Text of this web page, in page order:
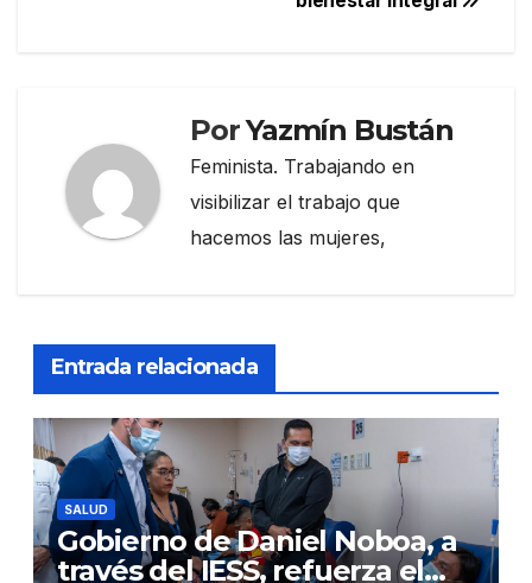
PorYazmín Bustán
Feminista. Trabajando en
visibilizar el trabajo que
hacemos las mujeres,
Entrada relacionada
SALUD
Gobierno de Daniel Noboa, a
través del IESS, refuerza el